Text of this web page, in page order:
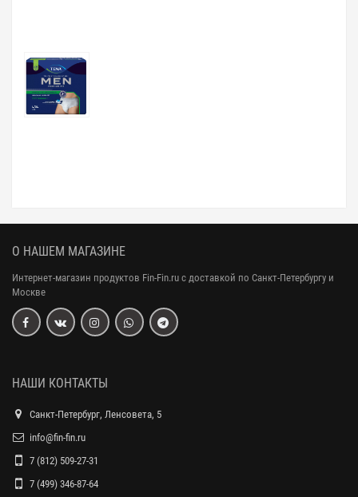
О НАШЕМ МАГАЗИНЕ
Интернет-магазин продуктов Fin-Fin.ru с доставкой по Санкт-Петербургу и
Москве
НАШИ КОНТАКТЫ
Санкт-Петербург, Ленсовета, 5
info@fin-fin.ru
7 (812) 509-27-31
7 (499) 346-87-64